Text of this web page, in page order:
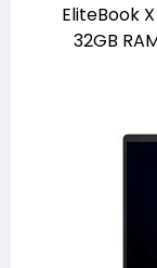
EliteBook
32GB